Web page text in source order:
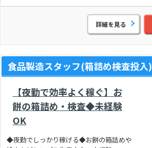
詳細を見る
食品製造スタッフ(箱詰め検査投入)
【夜勤で効率よく稼ぐ】お
餅の箱詰め・検査◆未経験
OK
◆夜勤でしっかり稼げる◆お餅の箱詰めや